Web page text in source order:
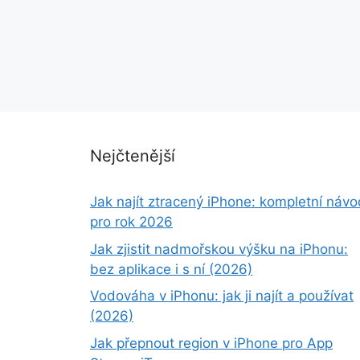
Nejčtenější
Jak najít ztracený iPhone: kompletní
pro rok 2026
Jak zjistit nadmořskou výšku na iPhonu:
bez aplikace i s ní (2026)
Vodováha v iPhonu: jak ji najít a používat
(2026)
Jak přepnout region v iPhone pro App